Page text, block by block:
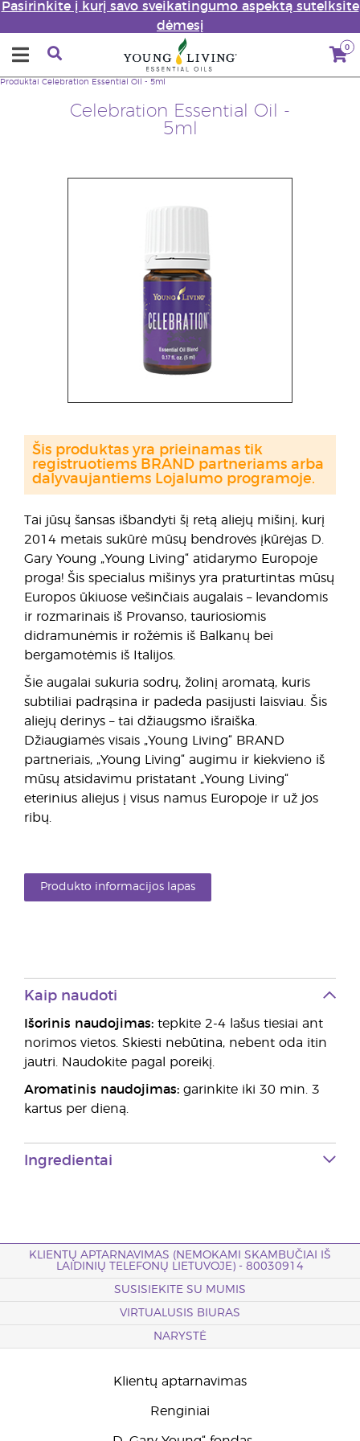
Pasirinkite į kurį savo sveikatingumo aspektą sutelksite
dėmesį
0
Celebration Essential Oil -
5ml
Produktai Celebration Essential Oil - 5ml
Tai jūsų šansas išbandyti šį retą aliejų mišinį, kurį
2014 metais sukūrė mūsų bendrovės įkūrėjas D.
Gary Young „Young Living“ atidarymo Europoje
proga! Šis specialus mišinys yra praturtintas mūsų
Europos ūkiuose vešinčiais augalais – levandomis
ir rozmarinais iš Provanso, tauriosiomis
didramunėmis ir rožėmis iš Balkanų bei
bergamotėmis iš Italijos.
Šie augalai sukuria sodrų, žolinį aromatą, kuris
subtiliai padrąsina ir padeda pasijusti laisviau. Šis
aliejų derinys – tai džiaugsmo išraiška.
Džiaugiamės visais „Young Living“ BRAND
partneriais, „Young Living“ augimu ir kiekvieno iš
mūsų atsidavimu pristatant „Young Living“
eterinius aliejus į visus namus Europoje ir už jos
ribų.
Produkto informacijos lapas
Šis produktas yra prieinamas tik
registruotiems BRAND partneriams arba
dalyvaujantiems Lojalumo programoje.
Kaip naudoti
Išorinis naudojimas: tepkite 2-4 lašus tiesiai ant
norimos vietos. Skiesti nebūtina, nebent oda itin
jautri. Naudokite pagal poreikį.
Aromatinis naudojimas: garinkite iki 30 min. 3
kartus per dieną.
Ingredientai
KLIENTŲ APTARNAVIMAS (NEMOKAMI SKAMBUČIAI IŠ
LAIDINIŲ TELEFONŲ LIETUVOJE) - 80030914
SUSISIEKITE SU MUMIS
VIRTUALUSIS BIURAS
NARYSTĖ
Klientų aptarnavimas
Renginiai